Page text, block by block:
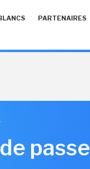
PARTENAIRES
passe